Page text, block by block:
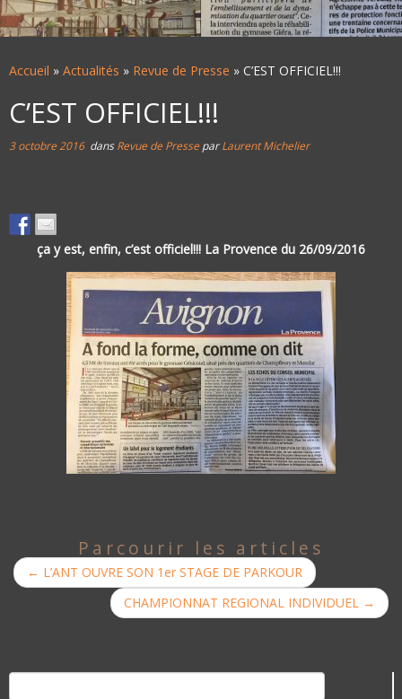
Accueil » Actualités » Revue de Presse » C’EST OFFICIEL!!!
C’EST OFFICIEL!!!
3 octobre 2016dansRevue de Presse parLaurent Michelier
ça y est, enfin, c’est officiel!!! La Provence du 26/09/2016
Parcourir les articles
← L’ANT OUVRE SON 1er STAGE DE PARKOUR
CHAMPIONNAT REGIONAL INDIVIDUEL →